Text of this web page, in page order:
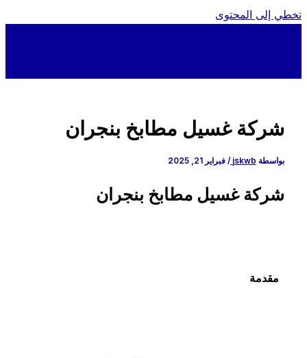
إلى المحتوى
شركة غسيل مطابخ بنجران
بواسطة jskwb
/فبراير 21, 2025
شركة غسيل مطابخ بنجران
مقدمة